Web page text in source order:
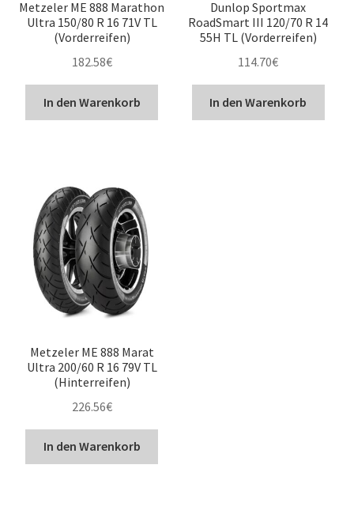
Metzeler ME 888 Marathon
Ultra 150/80 R 16 71V TL
(Vorderreifen)
182.58€
In den Warenkorb
Dunlop Sportmax
RoadSmart III 120/70 R 14
55H TL (Vorderreifen)
114.70€
In den Warenkorb
Metzeler ME 888 Marat
Ultra 200/60 R 16 79V TL
(Hinterreifen)
226.56€
In den Warenkorb